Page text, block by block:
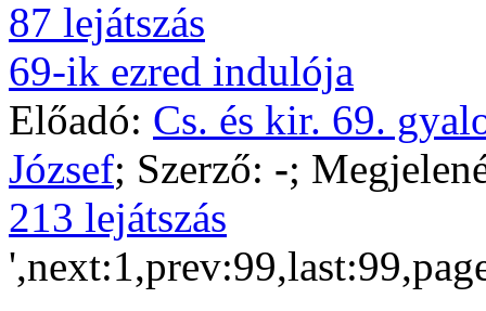
87 lejátszás
69-ik ezred indulója
Előadó: Cs. és kir. 69.
József; Szerző: -;
213 lejátszás